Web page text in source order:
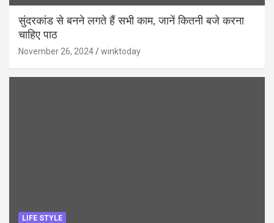
सुंदरकांड से बनने लगते हैं सभी काम, जानें कितनी बजे करना
चाहिए पाठ
November 26, 2024 winktoday
LIFE STYLE